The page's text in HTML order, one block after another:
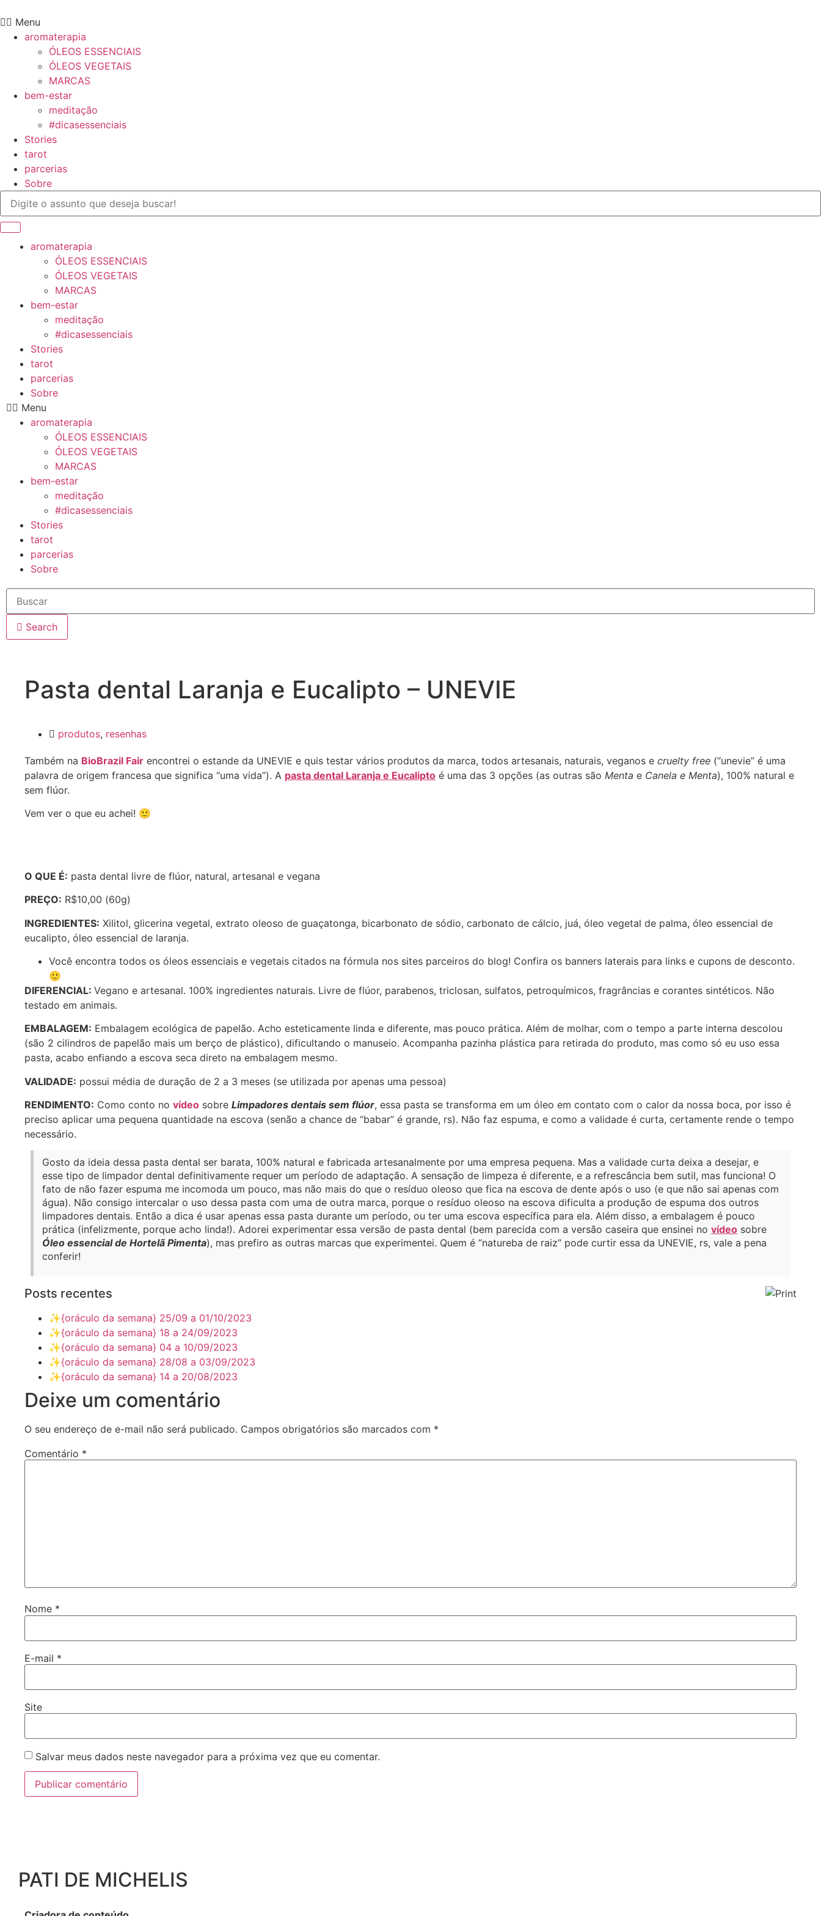
para
conteúdo
Menu
aromaterapia
ÓLEOS ESSENCIAIS
ÓLEOS VEGETAIS
MARCAS
bem-estar
meditação
#dicasessenciais
Stories
tarot
parcerias
Sobre
aromaterapia
ÓLEOS ESSENCIAIS
ÓLEOS VEGETAIS
MARCAS
bem-estar
meditação
#dicasessenciais
Stories
tarot
parcerias
Sobre
Menu
aromaterapia
ÓLEOS ESSENCIAIS
ÓLEOS VEGETAIS
MARCAS
bem-estar
meditação
#dicasessenciais
Stories
tarot
parcerias
Sobre
Search
Pasta dental Laranja e Eucalipto – UNEVIE
produtos, resenhas
Também na BioBrazil Fair encontrei o estande da UNEVIE e quis testar vários produtos da marca, todos artesanais, naturais, veganos e cruelty free (“unevie” é uma
palavra de origem francesa que significa “uma vida”). A pasta dental Laranja e Eucalipto é uma das 3 opções (as outras são Menta e Canela e Menta), 100% natural e
sem flúor.
Vem ver o que eu achei! 🙂
O QUE É: pasta dental livre de flúor, natural, artesanal e vegana
PREÇO: R$10,00 (60g)
INGREDIENTES: Xilitol, glicerina vegetal, extrato oleoso de guaçatonga, bicarbonato de sódio, carbonato de cálcio, juá, óleo vegetal de palma, óleo essencial de
eucalipto, óleo essencial de laranja.
Você encontra todos os óleos essenciais e vegetais citados na fórmula nos sites parceiros do blog! Confira os banners laterais para links e cupons de desconto.
🙂
DIFERENCIAL: Vegano e artesanal. 100% ingredientes naturais. Livre de flúor, parabenos, triclosan, sulfatos, petroquímicos, fragrâncias e corantes sintéticos. Não
testado em animais.
EMBALAGEM: Embalagem ecológica de papelão. Acho esteticamente linda e diferente, mas pouco prática. Além de molhar, com o tempo a parte interna descolou
(são 2 cilindros de papelão mais um berço de plástico), dificultando o manuseio. Acompanha pazinha plástica para retirada do produto, mas como só eu uso essa
pasta, acabo enfiando a escova seca direto na embalagem mesmo.
VALIDADE: possui média de duração de 2 a 3 meses (se utilizada por apenas uma pessoa)
RENDIMENTO: Como conto no vídeo sobre Limpadores dentais sem flúor, essa pasta se transforma em um óleo em contato com o calor da nossa boca, por isso é
preciso aplicar uma pequena quantidade na escova (senão a chance de “babar” é grande, rs). Não faz espuma, e como a validade é curta, certamente rende o tempo
necessário.
Gosto da ideia dessa pasta dental ser barata, 100% natural e fabricada artesanalmente por uma empresa pequena. Mas a validade curta deixa a desejar, e
esse tipo de limpador dental definitivamente requer um período de adaptação. A sensação de limpeza é diferente, e a refrescância bem sutil, mas funciona! O
fato de não fazer espuma me incomoda um pouco, mas não mais do que o resíduo oleoso que fica na escova de dente após o uso (e que não sai apenas com
água). Não consigo intercalar o uso dessa pasta com uma de outra marca, porque o resíduo oleoso na escova dificulta a produção de espuma dos outros
limpadores dentais. Então a dica é usar apenas essa pasta durante um período, ou ter uma escova específica para ela. Além disso, a embalagem é pouco
prática (infelizmente, porque acho linda!). Adorei experimentar essa versão de pasta dental (bem parecida com a versão caseira que ensinei no vídeo sobre
Óleo essencial de Hortelã Pimenta), mas prefiro as outras marcas que experimentei. Quem é “natureba de raiz” pode curtir essa da UNEVIE, rs, vale a pena
conferir!
Posts recentes
✨️{oráculo da semana} 25/09 a 01/10/2023
✨️{oráculo da semana} 18 a 24/09/2023
✨️{oráculo da semana} 04 a 10/09/2023
✨️{oráculo da semana} 28/08 a 03/09/2023
✨️{oráculo da semana} 14 a 20/08/2023
Deixe um comentário
O seu endereço de e-mail não será publicado. Campos obrigatórios são marcados com *
Comentário *
Nome *
E-mail *
Site
Salvar meus dados neste navegador para a próxima vez que eu comentar.
PATI DE MICHELIS​